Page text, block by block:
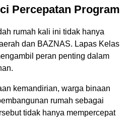
Percepatan Program
rumah kali ini tidak hanya
dan BAZNAS. Lapas Kelas
peran penting dalam
kemandirian, warga binaan
rumah sebagai
tidak hanya mempercepat